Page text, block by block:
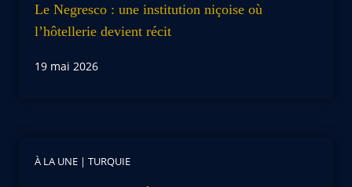
Le Negresco : une institution niçoise où
l’hôtellerie devient récit
19 mai 2026
À LA UNE | TURQUIE